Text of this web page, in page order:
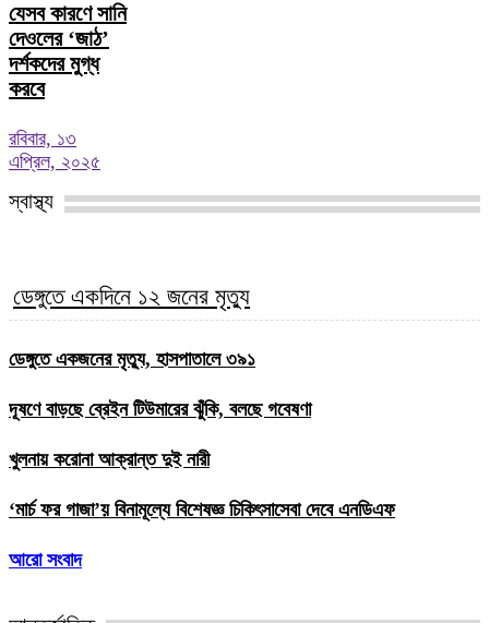
যেসব কারণে সানি
দেওলের ‘জাঠ’
দর্শকদের মুগ্ধ
করবে
রবিবার, ১৩
এপ্রিল, ২০২৫
স্বাস্থ্য
ডেঙ্গুতে একদিনে ১২ জনের মৃত্যু
ডেঙ্গুতে একজনের মৃত্যু, হাসপাতালে ৩৯১
দূষণে বাড়ছে ব্রেইন টিউমারের ঝুঁকি, বলছে গবেষণা
খুলনায় করোনা আক্রান্ত দুই নারী
‘মার্চ ফর গাজা’য় বিনামূল্যে বিশেষজ্ঞ চিকিৎসাসেবা দেবে এনডিএফ
আরো সংবাদ